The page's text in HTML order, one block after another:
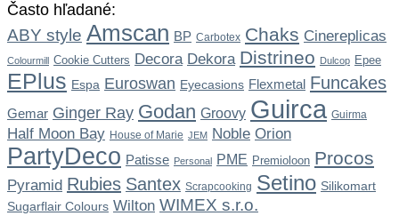
Často hľadané:
ABY style Amscan BP Carbotex Chaks Cinereplicas
Colourmill Cookie Cutters Decora Dekora Distrineo Dulcop Epee
EPlus Espa Euroswan Eyecasions Flexmetal Funcakes
Gemar Ginger Ray Godan Groovy Guirca Guirma
Half Moon Bay House of Marie JEM Noble Orion
PartyDeco Patisse Personal PME Premioloon Procos
Pyramid Rubies Santex Scrapcooking Setino Silikomart
Sugarflair Colours Wilton WIMEX s.r.o.